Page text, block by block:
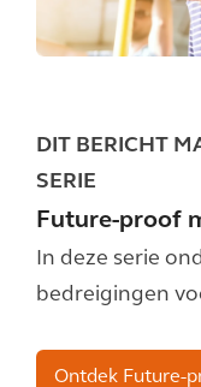
DIT BERICHT
SERIE
Future-proof
In deze serie
bedreigingen
Ontdek Future-